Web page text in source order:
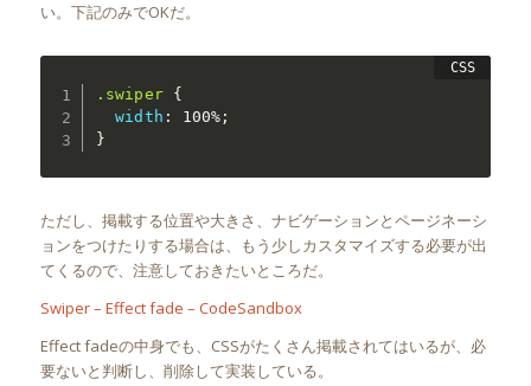
い。下記のみでOKだ。
.swiper
{
width : 100% ;
}
ただし、掲載する位置や大きさ、ナビゲーションとページネーシ
ョンをつけたりする場合は、もう少しカスタマイズする必要が出
てくるので、注意しておきたいところだ。
Swiper – Effect fade – CodeSandbox
Effect fadeの中身でも、CSSがたくさん掲載されてはいるが、必
要ないと判断し、削除して実装している。